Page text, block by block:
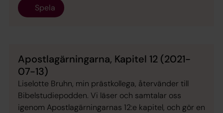
Spela
Apostlagärningarna, Kapitel 12 (2021-
07-13)
Liselotte Bruhn, min prästkollega, återvänder till
Bibelstudiepodden. Vi läser och samtalar oss
igenom Apostlagärningarnas 12:e kapitel, och gör en